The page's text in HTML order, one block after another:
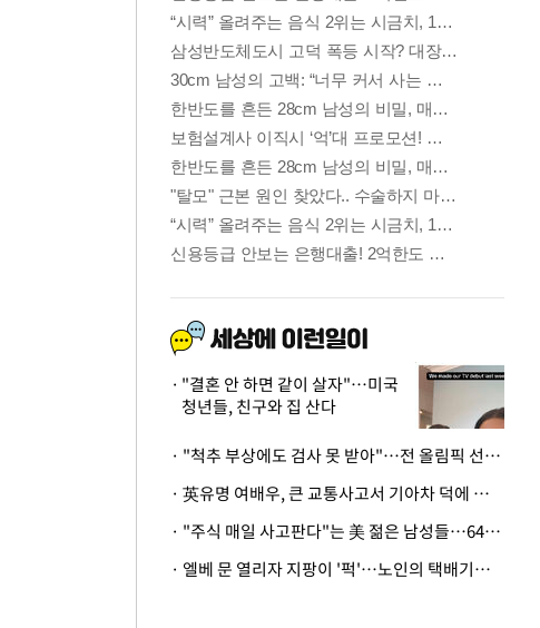
"결혼 안 하면 같이 살자"…미국
청년들, 친구와 집 산다
· "척추 부상에도 검사 못 받아"…전 올림픽 선수, 美봅슬레이협회 상대 소송
· 英유명 여배우, 큰 교통사고서 기아차 덕에 살았다
· "주식 매일 사고판다"는 美 젊은 남성들…64%가 "나는 인생의 패배자“
· 엘베 문 열리자 지팡이 '퍽'…노인의 택배기사 폭행 이유